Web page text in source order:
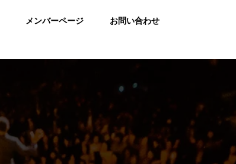
メンバーページ お問い合わせ